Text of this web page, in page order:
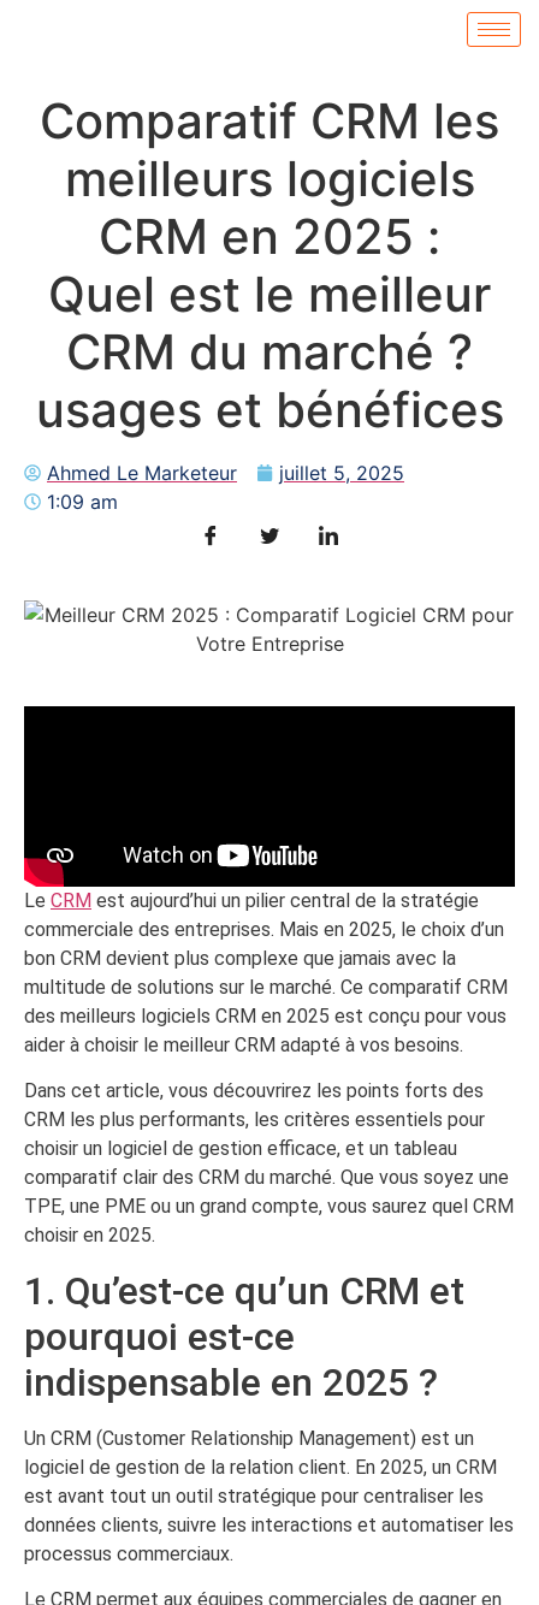
Comparatif CRM les
meilleurs logiciels
CRM en 2025 :
Quel est le meilleur
CRM du marché ?
usages et bénéfices
Ahmed Le Marketeur
juillet 5, 2025
1:09 am
Le CRM est aujourd’hui un pilier central de la stratégie
commerciale des entreprises. Mais en 2025, le choix d’un
bon CRM devient plus complexe que jamais avec la
multitude de solutions sur le marché. Ce comparatif CRM
des meilleurs logiciels CRM en 2025 est conçu pour vous
aider à choisir le meilleur CRM adapté à vos besoins.
Dans cet article, vous découvrirez les points forts des
CRM les plus performants, les critères essentiels pour
choisir un logiciel de gestion efficace, et un tableau
comparatif clair des CRM du marché. Que vous soyez une
TPE, une PME ou un grand compte, vous saurez quel CRM
choisir en 2025.
1. Qu’est-ce qu’un CRM et
pourquoi est-ce
indispensable en 2025 ?
Un CRM (Customer Relationship Management) est un
logiciel de gestion de la relation client. En 2025, un CRM
est avant tout un outil stratégique pour centraliser les
données clients, suivre les interactions et automatiser les
processus commerciaux.
Le CRM permet aux équipes commerciales de gagner en